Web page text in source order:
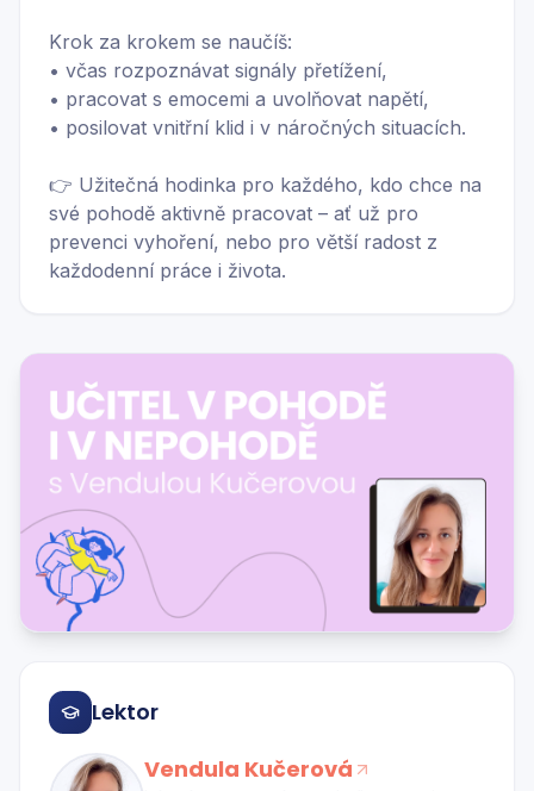
Krok za krokem se naučíš:
• včas rozpoznávat signály přetížení,
• pracovat s emocemi a uvolňovat napětí,
• posilovat vnitřní klid i v náročných situacích.
👉 Užitečná hodinka pro každého, kdo chce na
své pohodě aktivně pracovat – ať už pro
prevenci vyhoření, nebo pro větší radost z
každodenní práce i života.
Lektor
Vendula Kučerová